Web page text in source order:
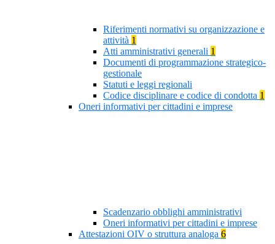
Riferimenti normativi su organizzazione e
attività 1
Atti amministrativi generali 1
Documenti di programmazione strategico-
gestionale
Statuti e leggi regionali
Codice disciplinare e codice di condotta 1
Oneri informativi per cittadini e imprese
Scadenzario obblighi amministrativi
Oneri informativi per cittadini e imprese
Attestazioni OIV o struttura analoga 6